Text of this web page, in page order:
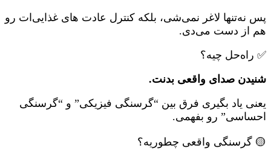
پس نه‌تنها لاغر نمی‌شی، بلکه کنترل عادت های غذایی‌ات رو
هم از دست می‌دی.
✅ راه‌حل چیه؟
شنیدن صدای واقعی بدنت.
یعنی یاد بگیری فرق بین “گرسنگی فیزیکی” و “گرسنگی
احساسی” رو بفهمی.
🟡 گرسنگی واقعی چطوریه؟